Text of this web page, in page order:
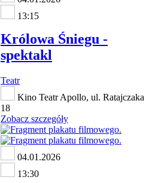
13:15
Królowa Śniegu -
spektakl
Teatr
Kino Teatr Apollo, ul. Ratajczaka
18
Zobacz szczegóły
04.01.2026
13:30